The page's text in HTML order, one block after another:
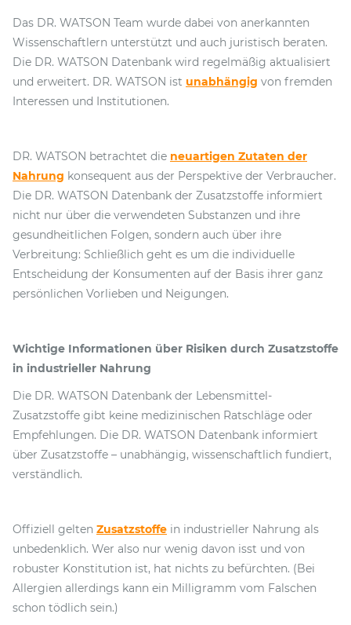
Das DR. WATSON Team wurde dabei von anerkannten
Wissenschaftlern unterstützt und auch juristisch beraten.
Die DR. WATSON Datenbank wird regelmäßig aktualisiert
und erweitert. DR. WATSON ist unabhängig von fremden
Interessen und Institutionen.
DR. WATSON betrachtet die neuartigen Zutaten der
Nahrung konsequent aus der Perspektive der Verbraucher.
Die DR. WATSON Datenbank der Zusatzstoffe informiert
nicht nur über die verwendeten Substanzen und ihre
gesundheitlichen Folgen, sondern auch über ihre
Verbreitung: Schließlich geht es um die individuelle
Entscheidung der Konsumenten auf der Basis ihrer ganz
persönlichen Vorlieben und Neigungen.
Wichtige Informationen über Risiken durch Zusatzstoffe
in industrieller Nahrung
Die DR. WATSON Datenbank der Lebensmittel-
Zusatzstoffe gibt keine medizinischen Ratschläge oder
Empfehlungen. Die DR. WATSON Datenbank informiert
über Zusatzstoffe – unabhängig, wissenschaftlich fundiert,
verständlich.
Offiziell gelten Zusatzstoffe in industrieller Nahrung als
unbedenklich. Wer also nur wenig davon isst und von
robuster Konstitution ist, hat nichts zu befürchten. (Bei
Allergien allerdings kann ein Milligramm vom Falschen
schon tödlich sein.)